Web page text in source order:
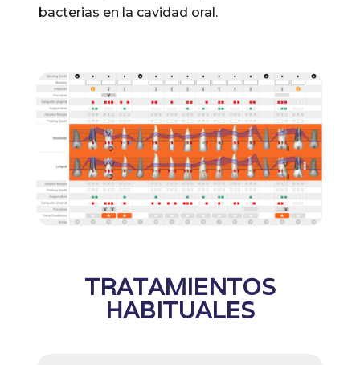
bacterias en la cavidad oral.
TRATAMIENTOS
HABITUALES